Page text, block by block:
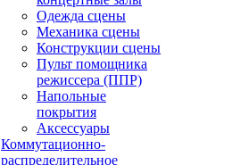
Одежда сцены
Механика сцены
Конструкции сцены
Пульт помощника
режиссера (ППР)
Напольные
покрытия
Аксессуары
Коммутационно-
распределительное